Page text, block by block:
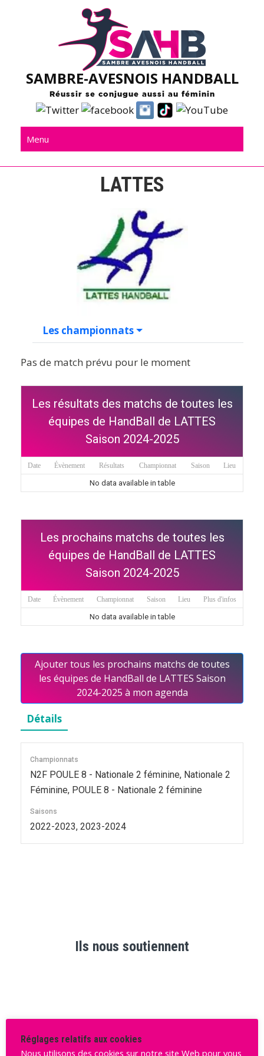
SAMBRE-AVESNOIS HANDBALL
Réussir se conjugue aussi au féminin
Menu
LATTES
Les championnats
Pas de match prévu pour le moment
Les résultats des matchs de toutes les
équipes de HandBall de LATTES
Saison 2024-2025
Date Évènement Résultats Championnat Saison Lieu
No data available in table
Les prochains matchs de toutes les
équipes de HandBall de LATTES
Saison 2024-2025
Date Évènement Championnat Saison Lieu Plus d'infos
No data available in table
Ajouter tous les prochains matchs de toutes
les équipes de HandBall de LATTES Saison
2024-2025 à mon agenda
Détails
Championnats
N2F POULE 8 - Nationale 2 féminine, Nationale 2
Féminine, POULE 8 - Nationale 2 féminine
Saisons
2022-2023, 2023-2024
Ils nous soutiennent
Réglages relatifs aux cookies
Nous utilisons des cookies sur notre site Web pour vous